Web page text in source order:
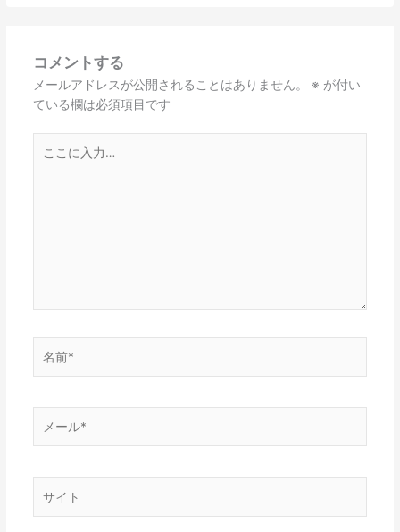
コメントする
メールアドレスが公開されることはありません。 ※ が付い
ている欄は必須項目です
前
ー
*